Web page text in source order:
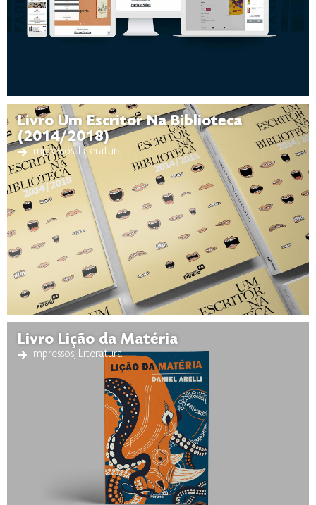
Livro Um Escritor Na Biblioteca
(2014/2018)
Impressos, Literatura
Livro Lição da Matéria
Impressos, Literatura